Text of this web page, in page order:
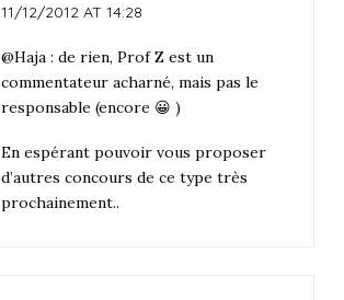
11/12/2012 AT 14:28
@Haja : de rien, Prof Z est un
commentateur acharné, mais pas le
responsable (encore 😀 )
En espérant pouvoir vous proposer
d’autres concours de ce type très
prochainement..